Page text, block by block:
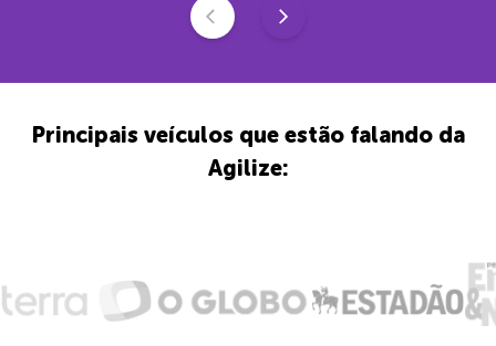
Principais veículos que estão falando da
Agilize: